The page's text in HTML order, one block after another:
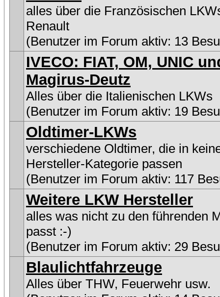
alles über die Französischen
Renault
(Benutzer im Forum aktiv: 13
IVECO: FIAT, OM, UNIC
Magirus-Deutz
Alles über die Italienischen LKWs
(Benutzer im Forum aktiv: 19
Oldtimer-LKWs
verschiedene Oldtimer, die in
Hersteller-Kategorie passen
(Benutzer im Forum aktiv: 117
Weitere LKW Hersteller
alles was nicht zu den führenden
passt :-)
(Benutzer im Forum aktiv: 29
Blaulichtfahrzeuge
Alles über THW, Feuerwehr usw.